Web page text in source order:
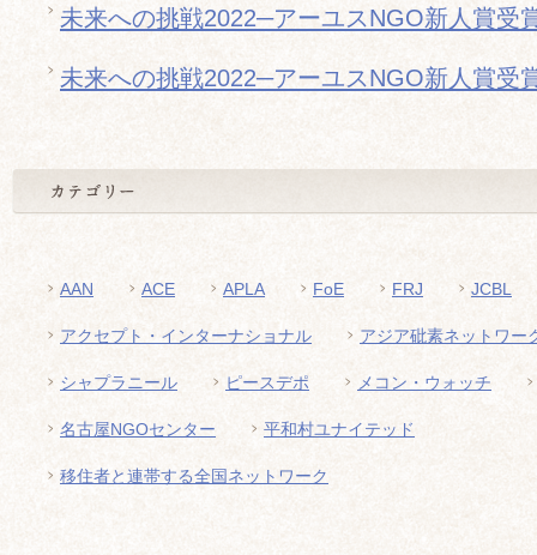
未来への挑戦2022─アーユスNGO新人賞受
未来への挑戦2022─アーユスNGO新人賞受
AAN ACE APLA FoE FRJ JCBL
アクセプト・インターナショナル アジア砒素ネットワー
シャプラニール ピースデポ メコン・ウォッチ
名古屋NGOセンター 平和村ユナイテッド
移住者と連帯する全国ネットワーク